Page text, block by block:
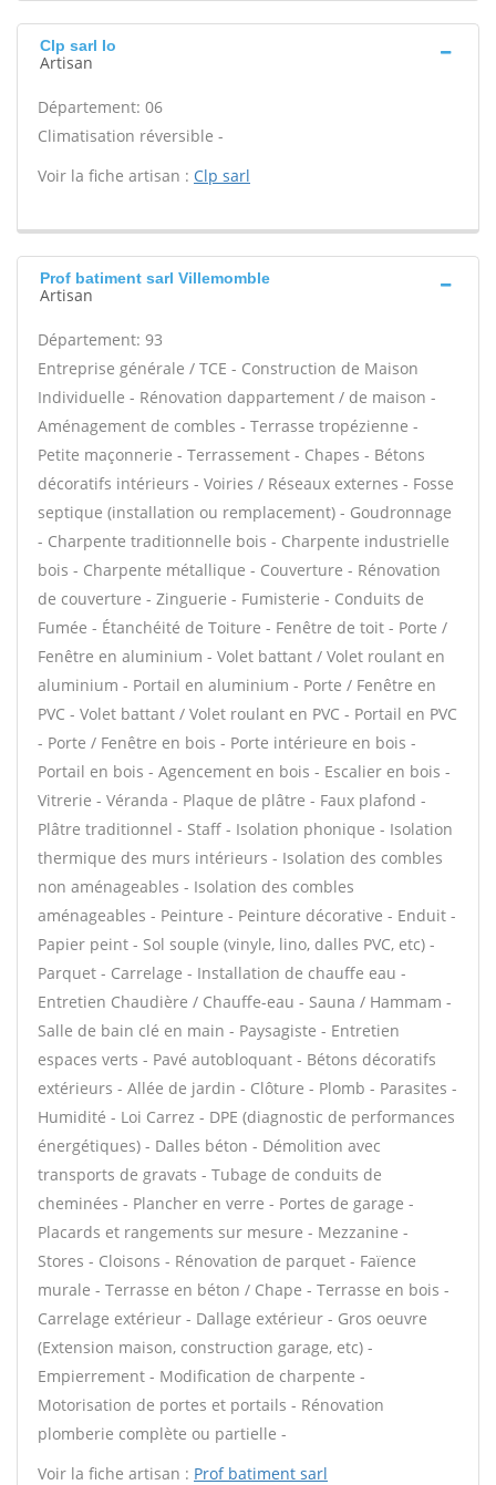
Clp sarl Io
Artisan
Département: 06
Climatisation réversible -
Voir la fiche artisan : Clp sarl
Prof batiment sarl Villemomble
Artisan
Département: 93
Entreprise générale / TCE - Construction de Maison
Individuelle - Rénovation dappartement / de maison -
Aménagement de combles - Terrasse tropézienne -
Petite maçonnerie - Terrassement - Chapes - Bétons
décoratifs intérieurs - Voiries / Réseaux externes - Fosse
septique (installation ou remplacement) - Goudronnage
- Charpente traditionnelle bois - Charpente industrielle
bois - Charpente métallique - Couverture - Rénovation
de couverture - Zinguerie - Fumisterie - Conduits de
Fumée - Étanchéité de Toiture - Fenêtre de toit - Porte /
Fenêtre en aluminium - Volet battant / Volet roulant en
aluminium - Portail en aluminium - Porte / Fenêtre en
PVC - Volet battant / Volet roulant en PVC - Portail en PVC
- Porte / Fenêtre en bois - Porte intérieure en bois -
Portail en bois - Agencement en bois - Escalier en bois -
Vitrerie - Véranda - Plaque de plâtre - Faux plafond -
Plâtre traditionnel - Staff - Isolation phonique - Isolation
thermique des murs intérieurs - Isolation des combles
non aménageables - Isolation des combles
aménageables - Peinture - Peinture décorative - Enduit -
Papier peint - Sol souple (vinyle, lino, dalles PVC, etc) -
Parquet - Carrelage - Installation de chauffe eau -
Entretien Chaudière / Chauffe-eau - Sauna / Hammam -
Salle de bain clé en main - Paysagiste - Entretien
espaces verts - Pavé autobloquant - Bétons décoratifs
extérieurs - Allée de jardin - Clôture - Plomb - Parasites -
Humidité - Loi Carrez - DPE (diagnostic de performances
énergétiques) - Dalles béton - Démolition avec
transports de gravats - Tubage de conduits de
cheminées - Plancher en verre - Portes de garage -
Placards et rangements sur mesure - Mezzanine -
Stores - Cloisons - Rénovation de parquet - Faïence
murale - Terrasse en béton / Chape - Terrasse en bois -
Carrelage extérieur - Dallage extérieur - Gros oeuvre
(Extension maison, construction garage, etc) -
Empierrement - Modification de charpente -
Motorisation de portes et portails - Rénovation
plomberie complète ou partielle -
Voir la fiche artisan : Prof batiment sarl